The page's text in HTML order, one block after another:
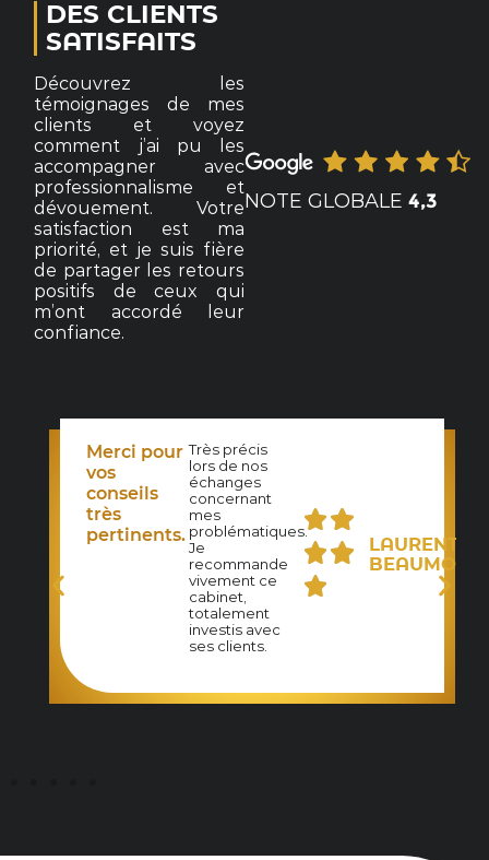
DES CLIENTS
SATISFAITS
Découvrez les
témoignages de mes
clients et voyez
comment j’ai pu les
accompagner avec
professionnalisme et
dévouement. Votre
satisfaction est ma
priorité, et je suis fière
de partager les retours
positifs de ceux qui
m’ont accordé leur
confiance.
NOTE GLOBALE 4,3
Merci pour
vos
conseils
très
pertinents.
Très précis
lors de nos
échanges
concernant
mes
problématiques.
Je
recommande
vivement ce
cabinet,
totalement
investis avec
ses clients.
LAURENT
BEAUMONT